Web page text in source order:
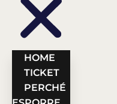
HOME
TICKET
PERCHÉ